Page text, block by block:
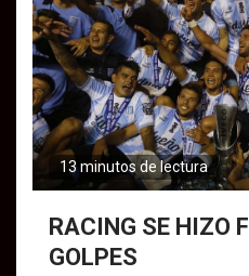
13 minutos de lectura
RACING SE HIZO
GOLPES